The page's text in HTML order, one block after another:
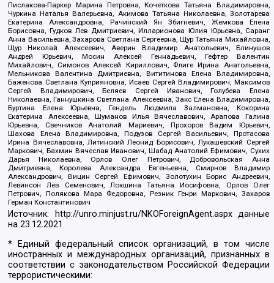
Пислакова-Паркер Марина Петровна, Кочеткова Татьяна Владимировна,
Чуркина Наталья Валерьевна, Акимова Татьяна Николаевна, Золотарева
Екатерина Александровна, Рачинский Ян Збигневич, Жемкова Елена
Борисовна, Гудков Лев Дмитриевич, Илларионова Юлия Юрьевна, Саранг
Анна Васильевна, Захарова Светлана Сергеевна, Щур Татьяна Михайловна,
Щур Николай Алексеевич, Аверин Владимир Анатольевич, Блинушов
Андрей Юрьевич, Мосин Алексей Геннадьевич, Гефтер Валентин
Михайлович, Симонов Алексей Кириллович, Флиге Ирина Анатольевна,
Мельникова Валентина Дмитриевна, Вититинова Елена Владимировна,
Баженова Светлана Куприяновна, Исаев Сергей Владимирович, Максимов
Сергей Владимирович, Беляев Сергей Иванович, Голубева Елена
Николаевна, Ганнушкина Светлана Алексеевна, Закс Елена Владимировна,
Буртина Елена Юрьевна, Гендель Людмила Залмановна, Кокорина
Екатерина Алексеевна, Шуманов Илья Вячеславович, Арапова Галина
Юрьевна, Свечников Анатолий Мариевич, Прохоров Вадим Юрьевич,
Шахова Елена Владимировна, Подузов Сергей Васильевич, Протасова
Ирина Вячеславовна, Литинский Леонид Борисович, Лукашевский Сергей
Маркович, Бахмин Вячеслав Иванович, Шабад Анатолий Ефимович, Сухих
Дарья Николаевна, Орлов Олег Петрович, Добровольская Анна
Дмитриевна, Королева Александра Евгеньевна, Смирнов Владимир
Александрович, Вицин Сергей Ефимович, Золотухин Борис Андреевич,
Левинсон Лев Семенович, Локшина Татьяна Иосифовна, Орлов Олег
Петрович, Полякова Мара Федоровна, Резник Генри Маркович, Захаров
Герман Константинович
Источник: http://unro.minjust.ru/NKOForeignAgent.aspxданные
на23.12.2021
* Единый федеральный список организаций, в том числе
иностранных и международных организаций, признанных в
соответствии с законодательством Российской Федерации
террористическими: